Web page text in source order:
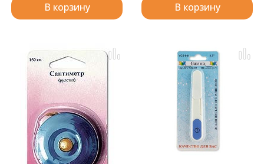
В корзину В корзину